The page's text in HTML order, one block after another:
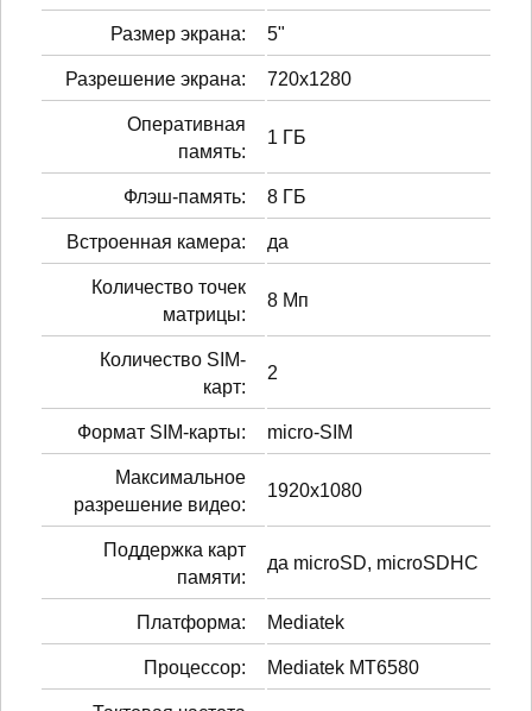
Размер экрана: 5"
Разрешение экрана: 720x1280
Оперативная
память:
1 ГБ
Флэш-память: 8 ГБ
Встроенная камера: да
Количество точек
матрицы:
8 Мп
Количество SIM-
карт:
2
Формат SIM-карты: micro-SIM
Максимальное
разрешение видео:
1920x1080
Поддержка карт
памяти:
да microSD, microSDHC
Платформа: Mediatek
Процессор: Mediatek MT6580